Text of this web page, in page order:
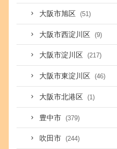
大阪市旭区 (51)
大阪市西淀川区 (9)
大阪市淀川区 (217)
大阪市東淀川区 (46)
大阪市北港区 (1)
豊中市 (379)
吹田市 (244)